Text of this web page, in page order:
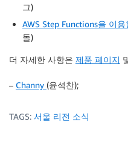
그)
AWS Step Functions을 이
돌)
더 자세한 사항은 제품 페이지
– Channy (윤석찬);
TAGS: 서울 리전 소식